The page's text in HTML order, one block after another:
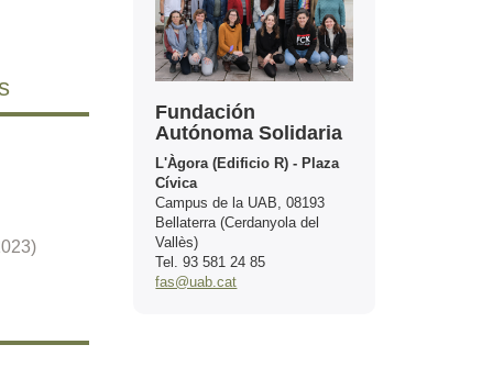
Fundación
Autónoma Solidaria
L'Àgora (Edificio R) - Plaza
Cívica
Campus de la UAB, 08193
Bellaterra (Cerdanyola del
Vallès)
Tel. 93 581 24 85
fas@uab.cat